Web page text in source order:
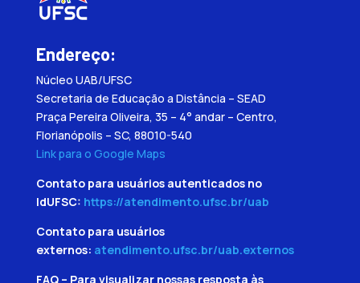
Endereço:
Núcleo UAB/UFSC
Secretaria de Educação a Distância – SEAD
Praça Pereira Oliveira, 35 – 4° andar – Centro,
Florianópolis – SC, 88010-540
Link para o Google Maps
Contato para usuários autenticados no
IdUFSC: https://atendimento.ufsc.br/uab
Contato para usuários
externos: atendimento.ufsc.br/uab.externos
FAQ – Para visualizar nossas resposta às